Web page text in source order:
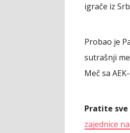
igrače iz
Probao je
sutrašnji
Meč sa
Pratite
zajednice